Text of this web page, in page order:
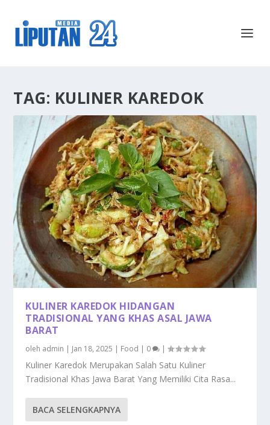
TAG: KULINER KAREDOK
KULINER KAREDOK HIDANGAN
TRADISIONAL YANG KHAS ASAL JAWA
BARAT
oleh admin | Jan 18, 2025 | Food | 0 |
Kuliner Karedok Merupakan Salah Satu Kuliner
Tradisional Khas Jawa Barat Yang Memiliki Cita Rasa...
BACA SELENGKAPNYA